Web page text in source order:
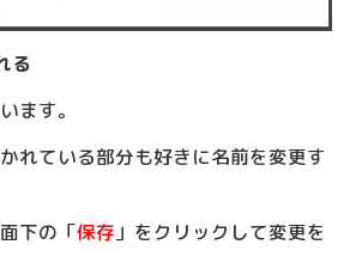
る
ます。
れている部分も好きに名前を変更す
下の「保存 」をクリックして変更を